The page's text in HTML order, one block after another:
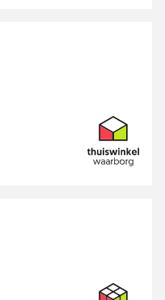
Certifikat
Thuiswinkel
Certifikat
Thuiswinkel